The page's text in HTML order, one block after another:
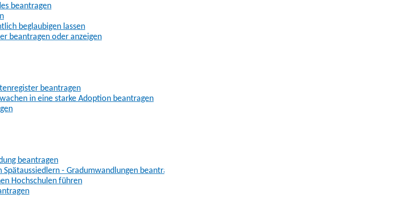
beantragen
beglaubigen lassen
beantragen oder anzeigen
beantragen
in eine starke Adoption beantragen
beantragen
- Gradumwandlungen beantragen
Hochschulen führen